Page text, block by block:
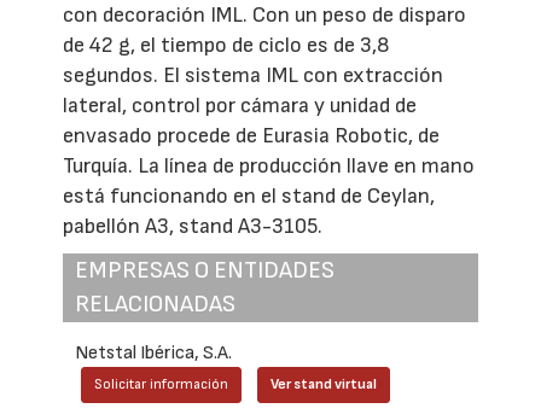
con decoración IML. Con un peso de disparo
de 42 g, el tiempo de ciclo es de 3,8
segundos. El sistema IML con extracción
lateral, control por cámara y unidad de
envasado procede de Eurasia Robotic, de
Turquía. La línea de producción llave en mano
está funcionando en el stand de Ceylan,
pabellón A3, stand A3-3105.
EMPRESAS O ENTIDADES
RELACIONADAS
Netstal Ibérica, S.A.
Solicitar información Ver stand virtual